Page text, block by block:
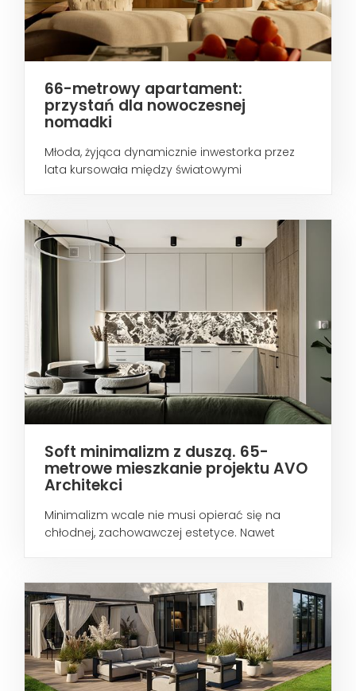
66-metrowy apartament:
przystań dla nowoczesnej
nomadki
Młoda, żyjąca dynamicznie inwestorka przez
lata kursowała między światowymi
Soft minimalizm z duszą. 65-
metrowe mieszkanie projektu AVO
Architekci
Minimalizm wcale nie musi opierać się na
chłodnej, zachowawczej estetyce. Nawet